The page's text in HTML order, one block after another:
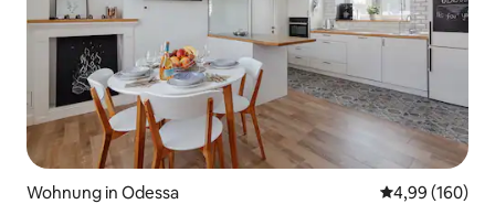
Wohnung in Odessa
4,99 (160)